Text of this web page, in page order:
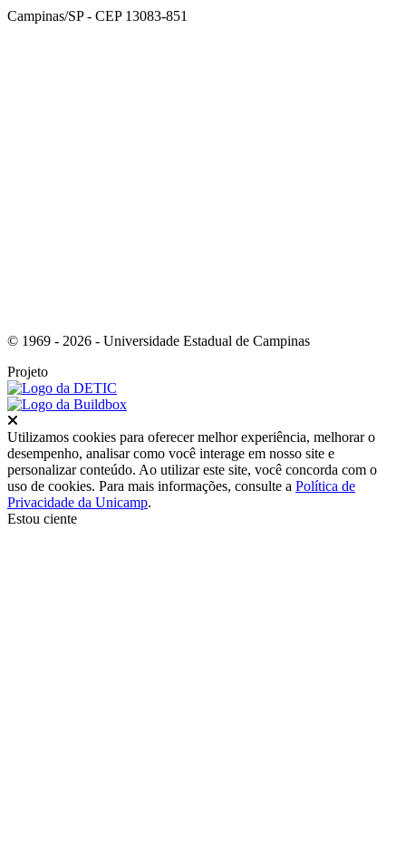
Campinas/SP - CEP 13083-851
© 1969 - 2026 - Universidade Estadual de Campinas
Projeto
Utilizamos cookies para oferecer melhor experiência, melhorar o
desempenho, analisar como você interage em nosso site e
personalizar conteúdo. Ao utilizar este site, você concorda com o
uso de cookies. Para mais informações, consulte a Política de
Privacidade da Unicamp.
Estou ciente